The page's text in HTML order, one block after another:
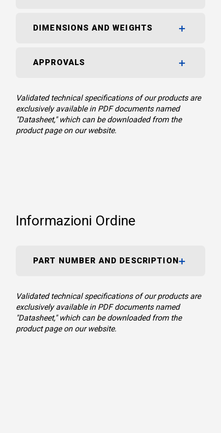
DIMENSIONS AND WEIGHTS
APPROVALS
Validated technical specifications of our products are
exclusively available in PDF documents named
"Datasheet," which can be downloaded from the
product page on our website.
Informazioni Ordine
PART NUMBER AND DESCRIPTION
Validated technical specifications of our products are
exclusively available in PDF documents named
"Datasheet," which can be downloaded from the
product page on our website.